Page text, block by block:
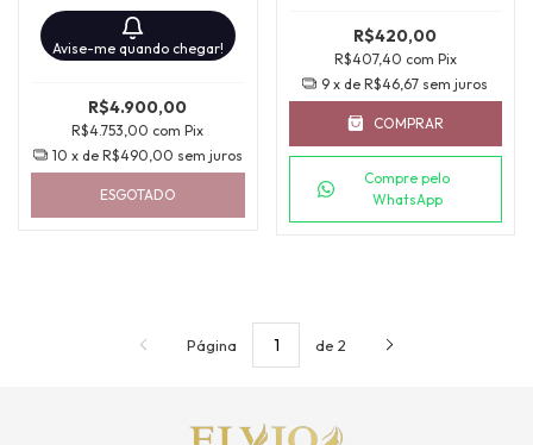
Avise-me quando chegar!
R$4.900,00
R$4.753,00 com Pix
10 x de R$490,00 sem juros
ESGOTADO
R$420,00
R$407,40 com Pix
9 x deR$46,67 sem juros
COMPRAR
Compre pelo
WhatsApp
Página de 2